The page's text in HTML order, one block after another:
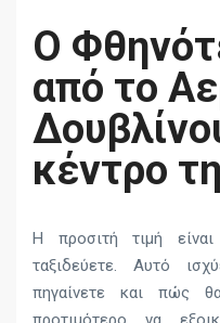
Ο
από το
κέντρο
Η προσιτή τιμή
ταξιδεύετε. Αυτό
πηγαίνετε και πώς